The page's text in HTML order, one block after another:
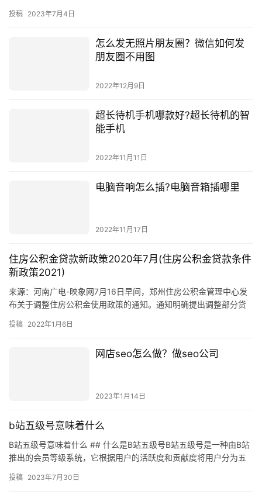
帮…
投稿 2023年7月4日
怎么发无照片朋友圈？微信如何发
朋友圈不用图
超长待机手机哪款好?超长待机的智
能手机
电脑音响怎么插?电脑音箱插哪里
住房公积金贷款新政策2020年7月(住房公积金贷款条件
新政策2021)
布关于调整住房公积金使用政策的通知。通知明确提出调整部分贷
款申请条件、调整还贷能力认定标准、调整有关提取政策、开展个
人征信查询等内容。具体如下：一、调整部分贷款申请条件申请住
网店seo怎么做？做seo公司
b站五级号意味着什么
推出的会员等级系统，它根据用户的活跃度和贡献度将用户分为五
个等级，分别是普通会员、银牌会员、金牌会员、钻石会员和超…